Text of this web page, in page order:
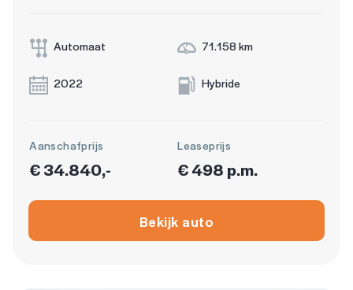
Automaat 71.158 km
2022 Hybride
Aanschafprijs
€ 34.840,-
Leaseprijs
€ 498 p.m.
Bekijk auto